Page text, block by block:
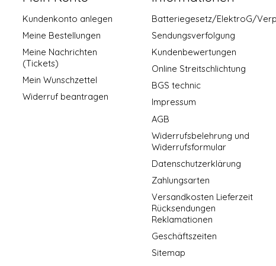
Kundenkonto anlegen
Meine Bestellungen
Meine Nachrichten
(Tickets)
Mein Wunschzettel
Widerruf beantragen
Batteriegesetz/ElektroG/
Sendungsverfolgung
Kundenbewertungen
Online Streitschlichtung
BGS technic
Impressum
AGB
Widerrufsbelehrung und
Widerrufsformular
Datenschutzerklärung
Zahlungsarten
Versandkosten Lieferzeit
Rücksendungen
Reklamationen
Geschäftszeiten
Sitemap